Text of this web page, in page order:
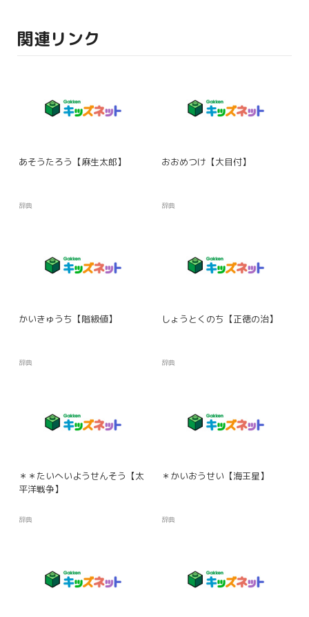
関連リンク
あそうたろう【麻生太郎】
辞典
おおめつけ【大目付】
辞典
かいきゅうち【階級値】
辞典
しょうとくのち【正徳の治】
辞典
＊＊たいへいようせんそう【太
平洋戦争】
辞典
＊かいおうせい【海王星】
辞典